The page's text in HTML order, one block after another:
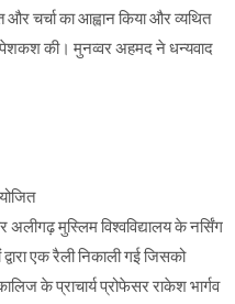
चर्चा का आह्वान किया और व्यथित
पेशकश की। मुनव्वर अहमद ने धन्यवाद
मुस्लिम विश्वविद्यालय के नर्सिंग
एक रैली निकाली गई जिसको
के प्राचार्य प्रोफेसर राकेश भार्गव